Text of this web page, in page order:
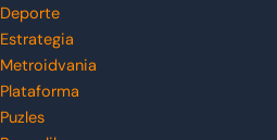
Deporte
Estrategia
Metroidvania
Plataforma
Puzles